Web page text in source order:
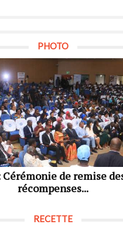
PHOTO
de remise
récompenses...
RECETTE